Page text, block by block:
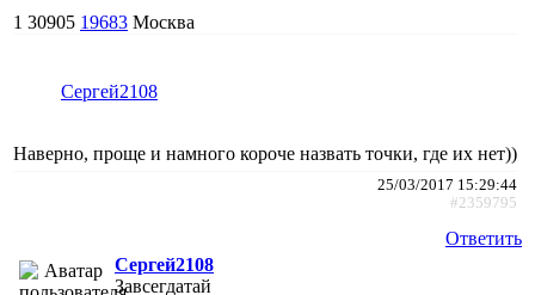
1 30905 19683 Москва
Сергей2108
Наверно, проще и намного короче назвать точки, где их нет))
25/03/2017 15:29:44
#2359795
Ответить
Сергей2108
Завсегдатай